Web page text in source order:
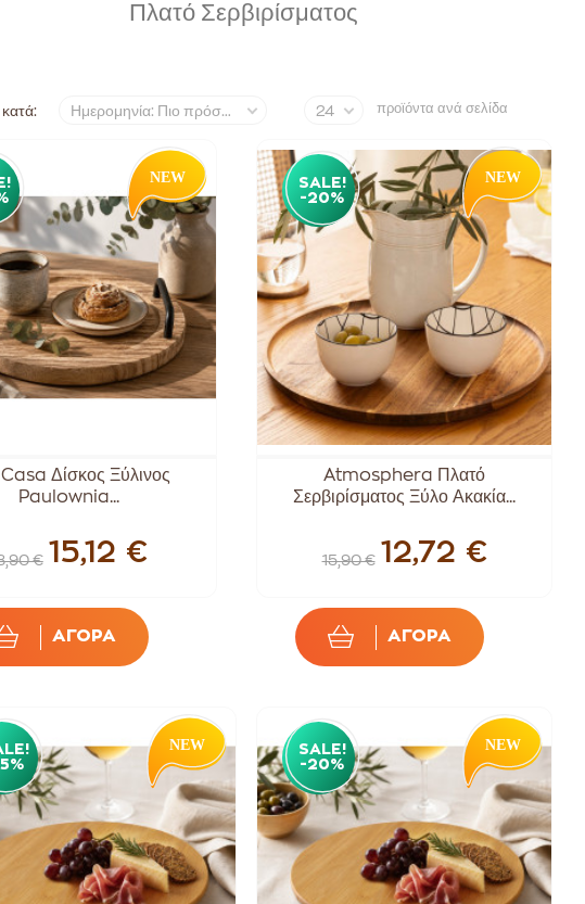
Πλατό Σερβιρίσματος
Ημερομηνία: Πιο πρόσφατα 24 προϊόντα ανά σελίδα
Δίσκος Ξύλινος
Paulownia...
€ 15,12 €
ΑΓΟΡΑ
SALE!
-20%
Atmosphera Πλατό
Σερβιρίσματος Ξύλο Ακακία...
15,90 € 12,72 €
ΑΓΟΡΑ
SALE!
-20%